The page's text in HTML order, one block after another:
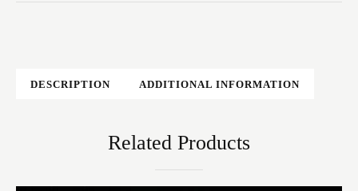
DESCRIPTION ADDITIONAL INFORMATION
Related Products